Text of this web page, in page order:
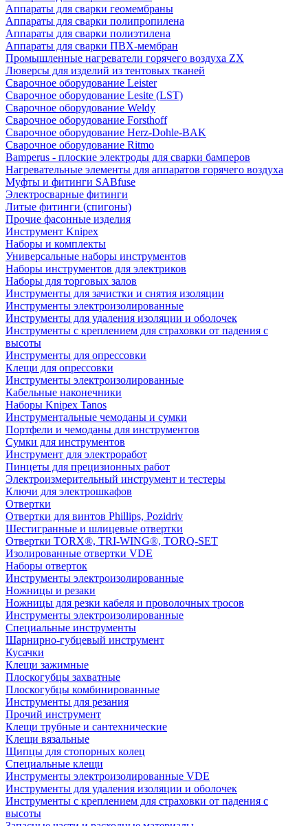
Аппараты для сварки геомембраны
Аппараты для сварки полипропилена
Аппараты для сварки полиэтилена
Аппараты для сварки ПВХ-мембран
Промышленные нагреватели горячего воздуха ZX
Люверсы для изделий из тентовых тканей
Сварочное оборудование Leister
Сварочное оборудование Lesite (LST)
Сварочное оборудование Weldy
Сварочное оборудование Forsthoff
Сварочное оборудование Herz-Dohle-BAK
Сварочное оборудование Ritmo
Bamperus - плоские электроды для сварки бамперов
Нагревательные элементы для аппаратов горячего воздуха
Муфты и фитинги SABfuse
Электросварные фитинги
Литые фитинги (спигоны)
Прочие фасонные изделия
Инструмент Knipex
Наборы и комплекты
Универсальные наборы инструментов
Наборы инструментов для электриков
Наборы для торговых залов
Инструменты для зачистки и снятия изоляции
Инструменты электроизолированные
Инструменты для удаления изоляции и оболочек
Инструменты с креплением для страховки от падения с
высоты
Инструменты для опрессовки
Клещи для опрессовки
Инструменты электроизолированные
Кабельные наконечники
Наборы Knipex Tanos
Инструментальные чемоданы и сумки
Портфели и чемоданы для инструментов
Сумки для инструментов
Инструмент для электроработ
Пинцеты для прецизионных работ
Электроизмерительный инструмент и тестеры
Ключи для электрошкафов
Отвертки
Отвертки для винтов Phillips, Pozidriv
Шестигранные и шлицевые отвертки
Отвертки TORX®, TRI-WING®, TORQ-SET
Изолированные отвертки VDE
Наборы отверток
Инструменты электроизолированные
Ножницы и резаки
Ножницы для резки кабеля и проволочных тросов
Инструменты электроизолированные
Специальные инструменты
Шарнирно-губцевый инструмент
Кусачки
Клещи зажимные
Плоскогубцы захватные
Плоскогубцы комбинированные
Инструменты для резания
Прочий инструмент
Клещи трубные и сантехнические
Kлещи вязальные
Щипцы для стопорных колец
Специальные клещи
Инструменты электроизолированные VDE
Инструменты для удаления изоляции и оболочек
Инструменты с креплением для страховки от падения с
высоты